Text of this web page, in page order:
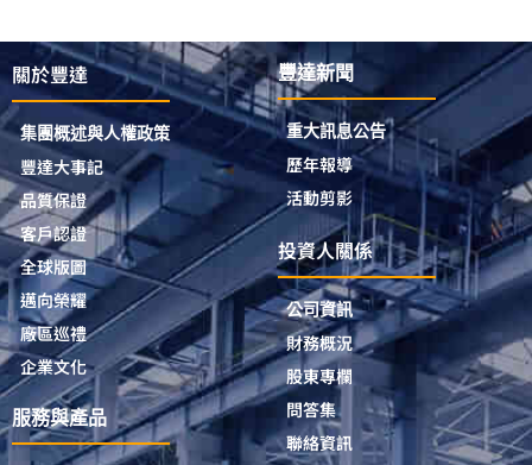
關於豐達
集團概述與人權政策
豐達大事記
品質保證
客戶認證
全球版圖
邁向榮耀
廠區巡禮
企業文化
服務與產品
豐達新聞
重大訊息公告
歷年報導
活動剪影
投資人關係
公司資訊
財務概況
股東專欄
問答集
聯絡資訊